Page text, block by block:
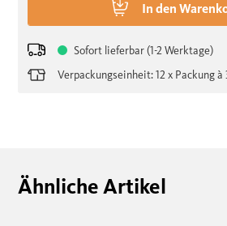
Sofort lieferbar (1-2 Werktage)
Verpackungseinheit: 12 x Packung à
In den
Ähnliche Artikel